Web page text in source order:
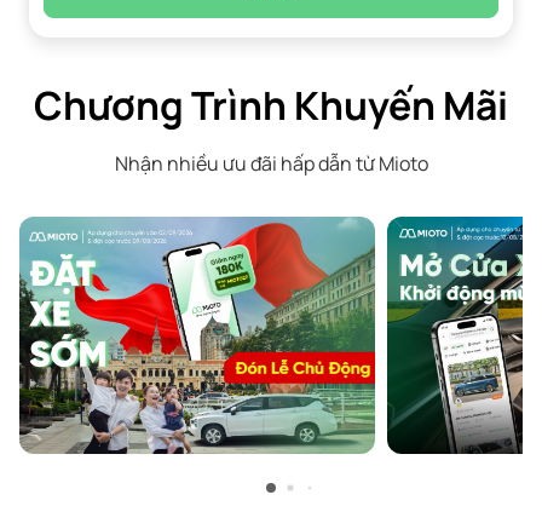
Chương Trình Khuyến Mãi
Nhận nhiều ưu đãi hấp dẫn từ Mioto